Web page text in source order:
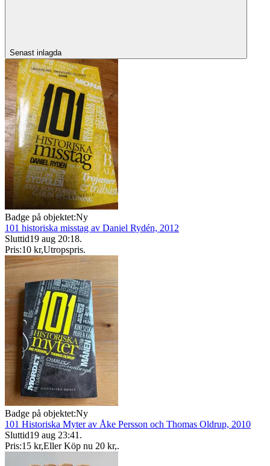
Senast inlagda
Badge på objektet:Ny
101 historiska misstag av Daniel Rydén, 2012
Sluttid19 aug 20:18.
Pris:10 kr,Utropspris.
Badge på objektet:Ny
101 Historiska Myter av Åke Persson och Thomas Oldrup, 2010
Sluttid19 aug 23:41 .
Pris:15 kr,Eller Köp nu 20 kr,.